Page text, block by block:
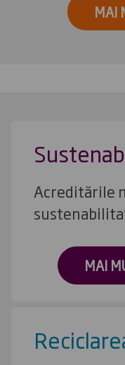
MAI
Acreditările
MAI